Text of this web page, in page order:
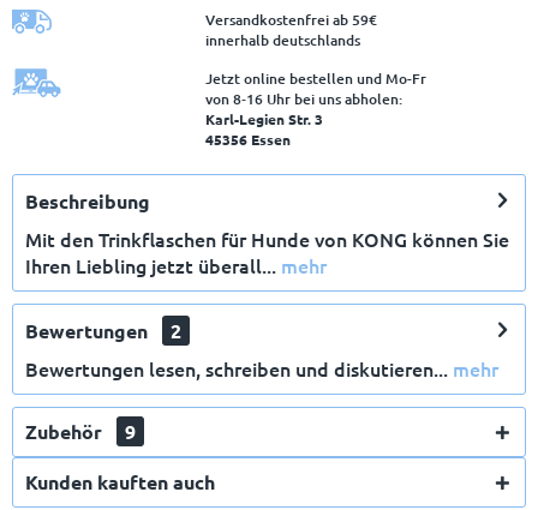
Versandkostenfrei ab 59€
innerhalb deutschlands
Jetzt online bestellen und Mo-Fr
von 8‑16 Uhr bei uns abholen:
Karl-Legien Str. 3
45356 Essen
Beschreibung
Mit den Trinkflaschen für Hunde von KONG können Sie
Ihren Liebling jetzt überall... mehr
Bewertungen 2
Bewertungen lesen, schreiben und diskutieren... mehr
Zubehör
9
Kunden kauften auch